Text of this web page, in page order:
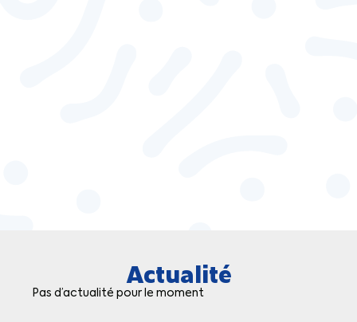
Actualité
Pas d’actualité pour le moment